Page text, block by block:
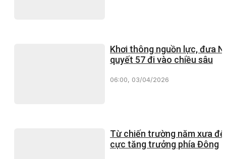
Khơi thông nguồn lực, đưa
quyết 57 đi vào chiều sâu
06:00, 03/04/2026
Từ chiến trường năm xưa
cực tăng trưởng phía Đông